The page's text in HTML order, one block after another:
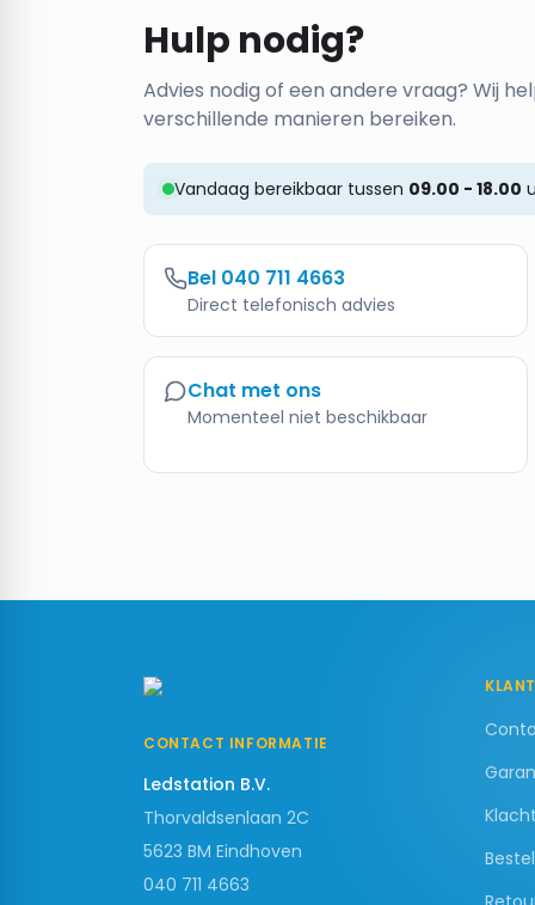
Hulp nodig?
Advies nodig of een andere vraag? Wij
verschillende manieren bereiken.
Vandaag bereikbaar tussen 09.00 - 18.00
Bel 040 711 4663
Direct telefonisch advies
Chat met ons
Momenteel niet beschikbaar
CONTACT INFORMATIE
Ledstation B.V.
Thorvaldsenlaan 2C
5623 BM Eindhoven
040 711 4663